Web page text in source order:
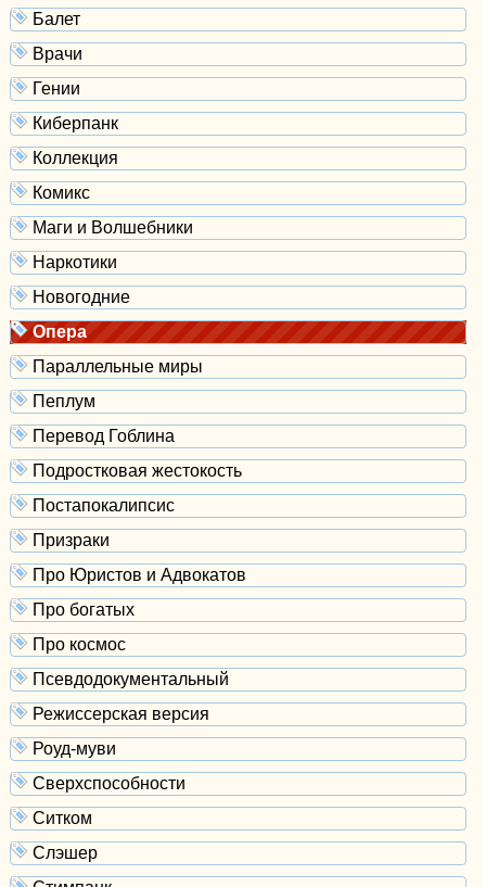
Балет
Врачи
Гении
Киберпанк
Коллекция
Комикс
Маги и Волшебники
Наркотики
Новогодние
Опера
Параллельные миры
Пеплум
Перевод Гоблина
Подростковая жестокость
Постапокалипсис
Призраки
Про Юристов и Адвокатов
Про богатых
Про космос
Псевдодокументальный
Режиссерская версия
Роуд-муви
Сверхспособности
Ситком
Слэшер